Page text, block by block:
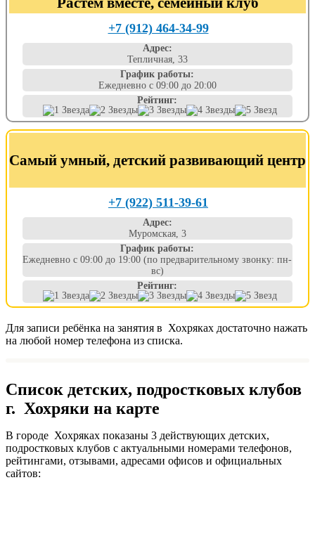
+7 (912) 464-34-99
Адрес:
Тепличная, 33
График работы:
Ежедневно с 09:00 до 20:00
Рейтинг:
Самый умный, детский развивающий центр
+7 (922) 511-39-61
Адрес:
Муромская, 3
График работы:
Ежедневно с 09:00 до 19:00 (по предварительному звонку: пн-
вс)
Рейтинг:
Для записи ребёнка на занятия в Хохряках достаточно нажать
на любой номер телефона из списка.
Список детских, подростковых клубов
г. Хохряки на карте
В городе Хохряках показаны 3 действующих детских,
подростковых клубов с актуальными номерами телефонов,
рейтингами, отзывами, адресами офисов и официальных
сайтов: